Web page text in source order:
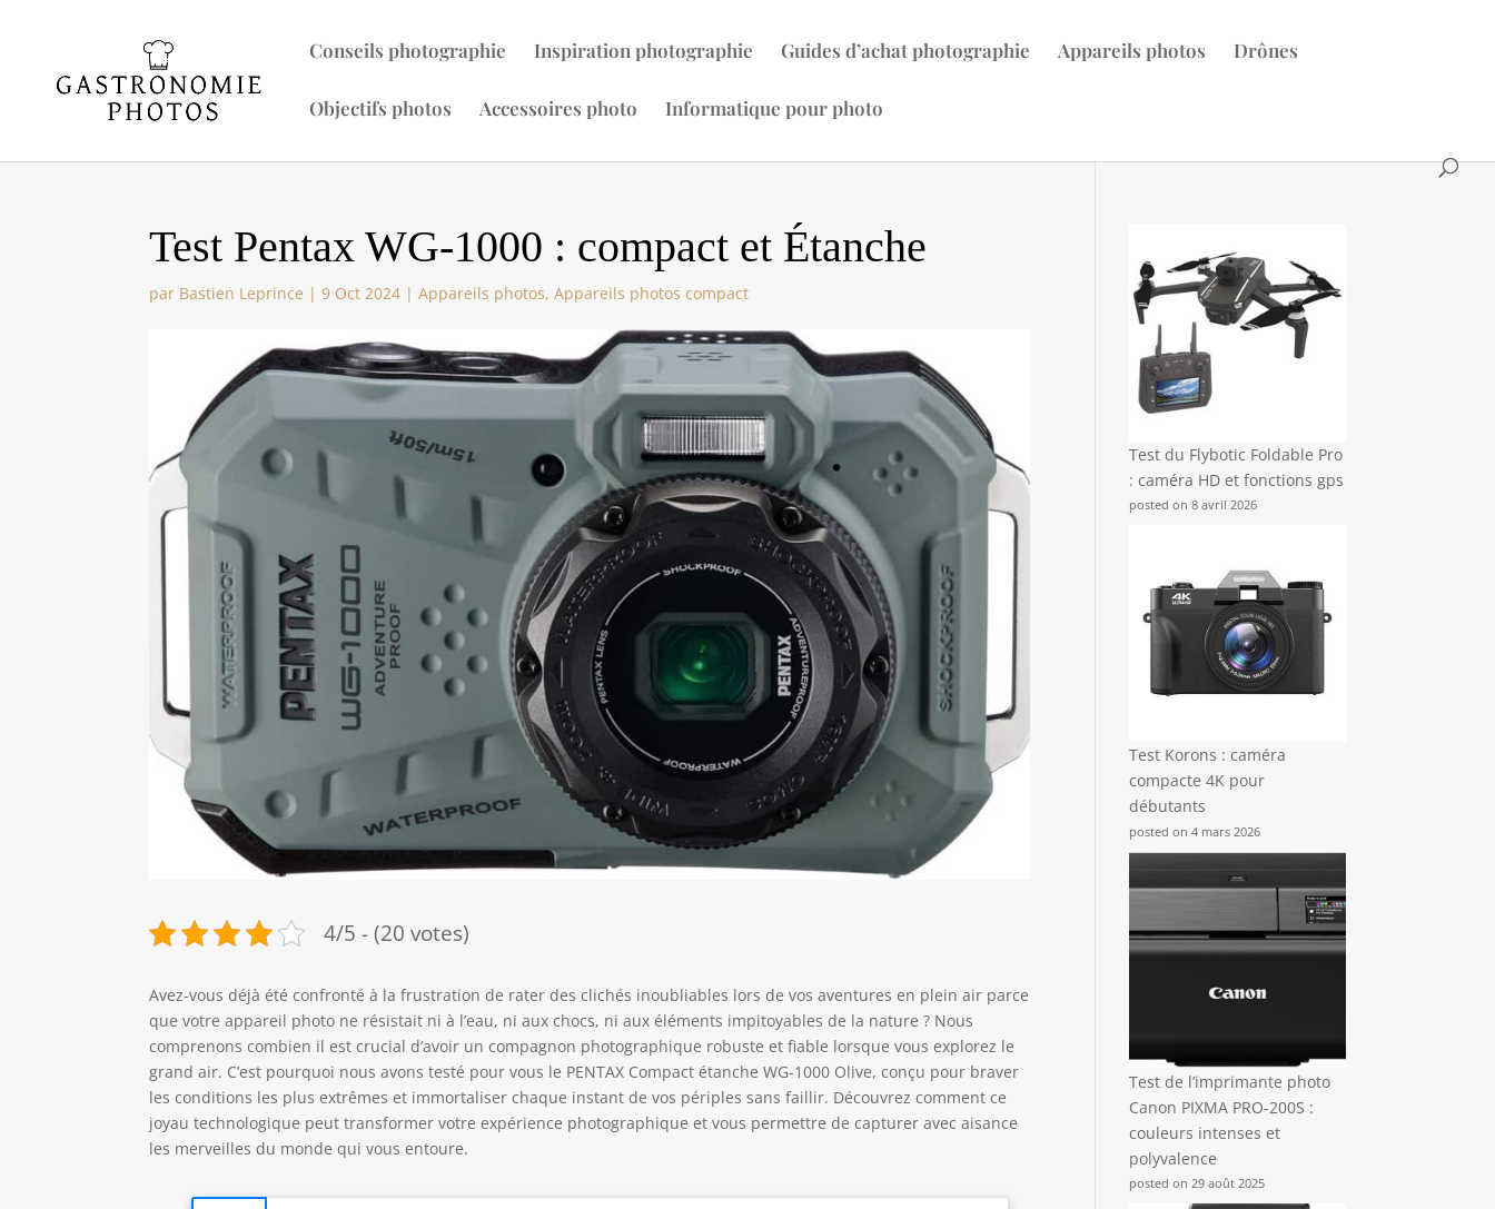
Conseils photographie Inspiration photographie Guides d’achat photographie Appareils photos Drônes
Objectifs photos Accessoires photo Informatique pour photo
Test Pentax WG-1000 : compact et Étanche
par Bastien Leprince |9 Oct 2024 |Appareils photos,Appareils photos compact
4/5 - (20 votes)
Avez-vous déjà été confronté à la frustration de rater des clichés inoubliables lors de vos aventures en plein air parce
que votre appareil photo ne résistait ni à l’eau, ni aux chocs, ni aux éléments impitoyables de la nature ? Nous
comprenons combien il est crucial d’avoir un compagnon photographique robuste et fiable lorsque vous explorez le
grand air. C’est pourquoi nous avons testé pour vous le PENTAX Compact étanche WG-1000 Olive, conçu pour braver
les conditions les plus extrêmes et immortaliser chaque instant de vos périples sans faillir. Découvrez comment ce
joyau technologique peut transformer votre expérience photographique et vous permettre de capturer avec aisance
les merveilles du monde qui vous entoure.
Test du Flybotic Foldable Pro
: caméra HD et fonctions gps
posted on 8 avril 2026
Test Korons : caméra
compacte 4K pour
débutants
posted on 4 mars 2026
Test de l’imprimante photo
Canon PIXMA PRO-200S :
couleurs intenses et
polyvalence
posted on 29 août 2025